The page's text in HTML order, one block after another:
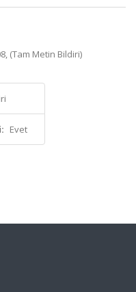
(Tam Metin Bildiri)
Evet